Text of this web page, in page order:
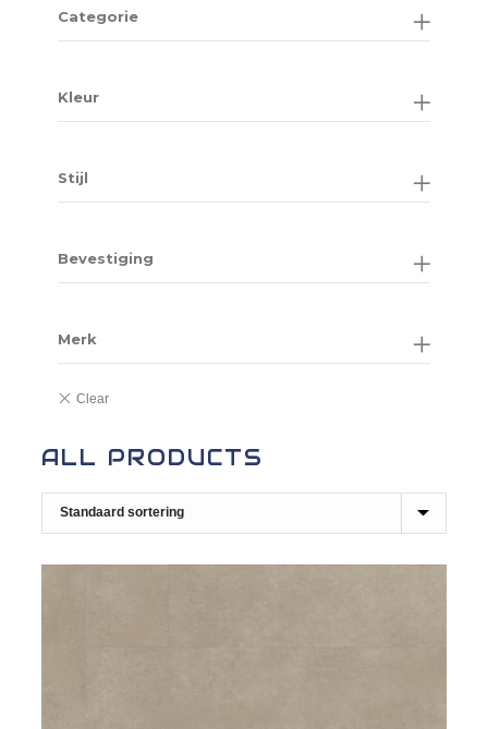
Categorie
Kleur
Stijl
Bevestiging
Merk
ALL PRODUCTS